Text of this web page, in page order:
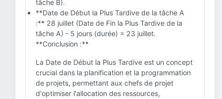
tâche B).
**Date de Début la Plus Tardive de la tâche A
:** 28 juillet (Date de Fin la Plus Tardive de la
tâche A) - 5 jours (durée) = 23 juillet.
**Conclusion :**
La Date de Début la Plus Tardive est un concept
crucial dans la planification et la programmation
de projets, permettant aux chefs de projet
d'optimiser l'allocation des ressources,